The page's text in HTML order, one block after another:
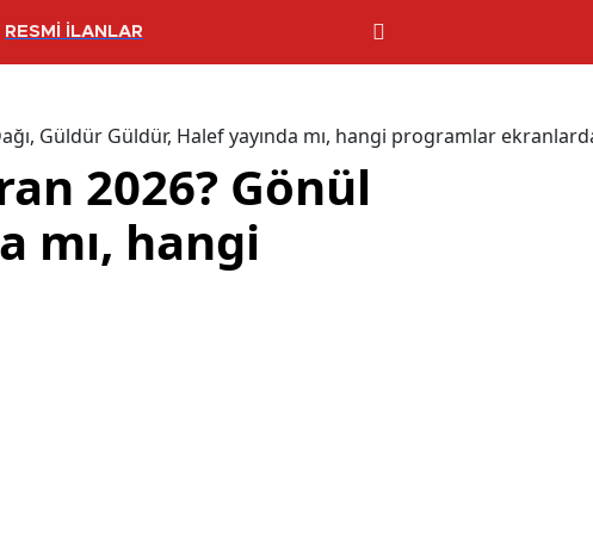
RESMİ İLANLAR
Güldür Güldür, Halef yayında mı, hangi programlar
2026? Gönül
mı, hangi